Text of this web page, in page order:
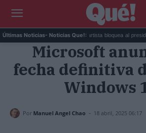
Últimas Noticias- Noticias Que!:
Taylor Swift y Trump: la artista bloquea al presid...
Microsoft
fecha definitiva
Windows
Por Manuel Angel Chao - 18 abril, 2025 06:17